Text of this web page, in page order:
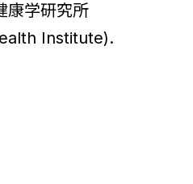
康学研究所
Institute).